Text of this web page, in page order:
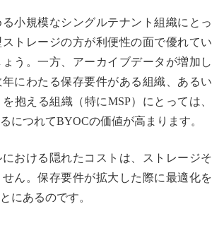
小規模なシングルテナント組織にとっ
トレージの方が利便性の面で優れてい
う。一方、アーカイブデータが増加し
にわたる保存要件がある組織、あるい
抱える組織（特にMSP）にとっては、
につれてBYOCの価値が高まります。
おける隠れたコストは、ストレージそ
ん。保存要件が拡大した際に最適化を
にあるのです。